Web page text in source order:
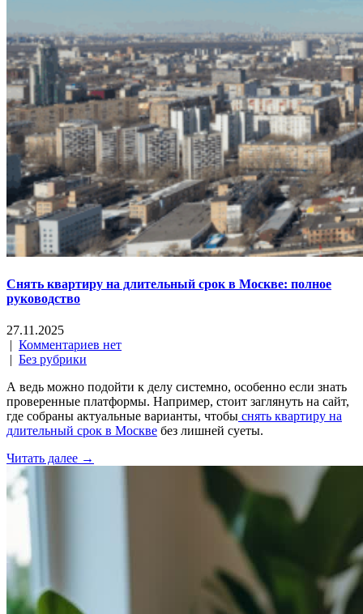
Снять квартиру на длительный срок в Москве: полное
руководство
27.11.2025
| Комментариев нет
| Без рубрики
А ведь можно подойти к делу системно, особенно если знать
проверенные платформы. Например, стоит заглянуть на сайт,
где собраны актуальные варианты, чтобы снять квартиру на
длительный срок в Москве без лишней суеты.
Читать далее →